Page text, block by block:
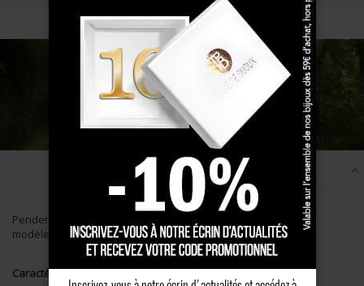
Description
Pendentif cœur vendéen en Argent massif patiné, très grand
modèle. Bijoux vendéen KELT pour homme ou femme.
Caractéristiques